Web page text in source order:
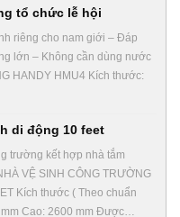
tổ chức lễ hội
riêng cho nam giới – Đáp
lớn – Không cần dùng nước
HANDY HMU4 Kích thước:
di động 10 feet
trường kết hợp nhà tắm
VỆ SINH CÔNG TRƯỜNG
Kích thước ( Theo chuẩn
mm Cao: 2600 mm Được…